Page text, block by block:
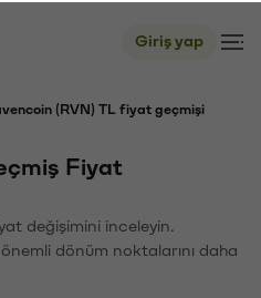
Giriş yap
(RVN) TL fiyat geçmişi
Fiyat
değişimini inceleyin.
dönüm noktalarını daha